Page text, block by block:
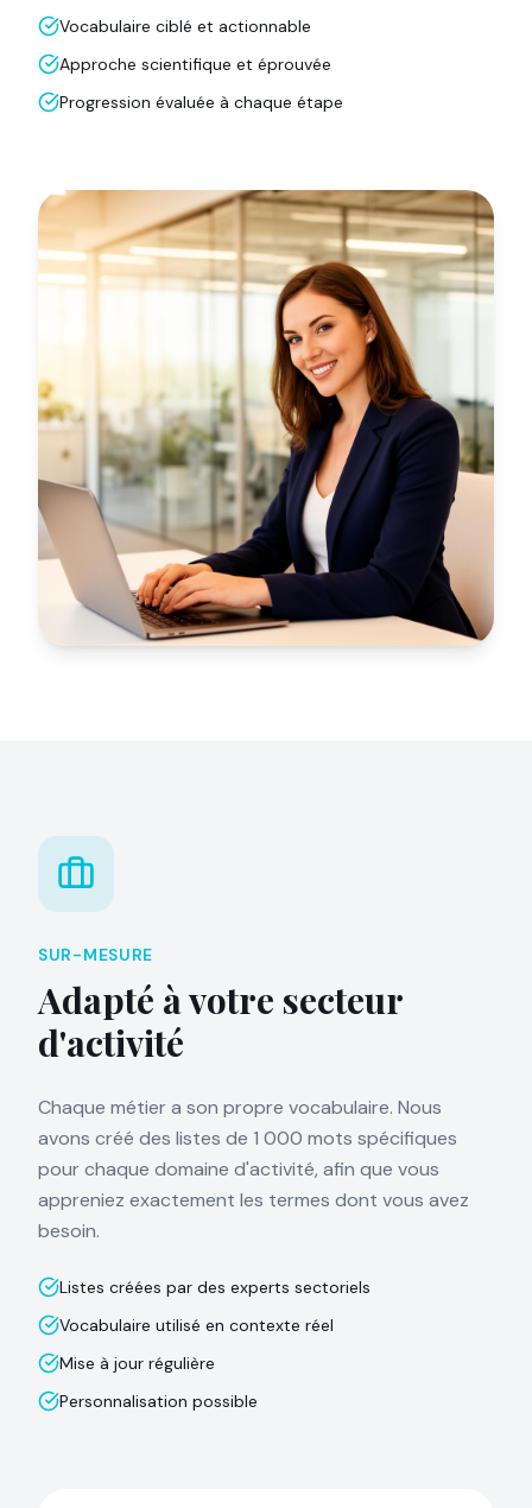
Vocabulaire ciblé et actionnable
Approche scientifique et éprouvée
Progression évaluée à chaque étape
SUR-MESURE
Adapté à votre secteur
d'activité
Chaque métier a son propre vocabulaire. Nous
avons créé des listes de 1 000 mots spécifiques
pour chaque domaine d'activité, afin que vous
appreniez exactement les termes dont vous avez
besoin.
Listes créées par des experts sectoriels
Vocabulaire utilisé en contexte réel
Mise à jour régulière
Personnalisation possible